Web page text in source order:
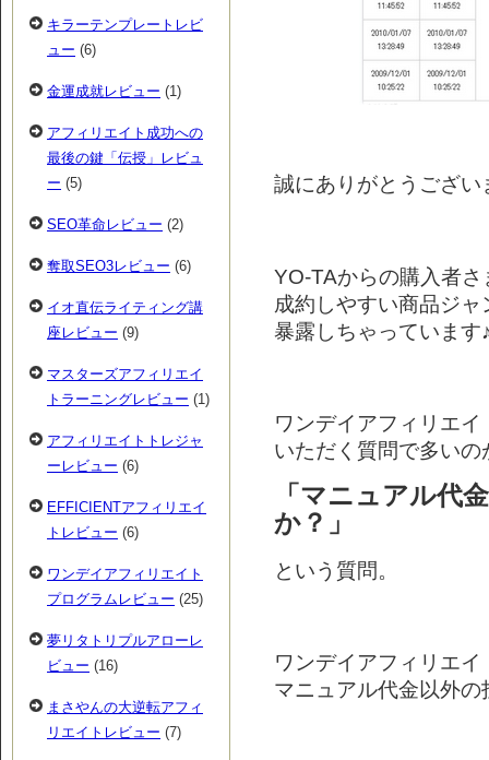
誠にありがとうござい
YO-TAからの購入者さ
成約しやすい商品ジ
暴露しちゃっています
ワンデイアフィリエイ
いただく質問で多いの
「マニュアル代
か？」
という質問。
ワンデイアフィリエ
マニュアル代金以外
キラーテンプレートレビ
ュー (6)
金運成就レビュー (1)
アフィリエイト成功への
最後の鍵「伝授」レビュ
ー (5)
SEO革命レビュー (2)
奪取SEO3レビュー (6)
イオ直伝ライティング講
座レビュー (9)
マスターズアフィリエイ
トラーニングレビュー (1)
アフィリエイトトレジャ
ーレビュー (6)
EFFICIENTアフィリエイ
トレビュー (6)
ワンデイアフィリエイト
プログラムレビュー (25)
夢リタトリプルアローレ
ビュー (16)
まさやんの大逆転アフィ
リエイトレビュー (7)